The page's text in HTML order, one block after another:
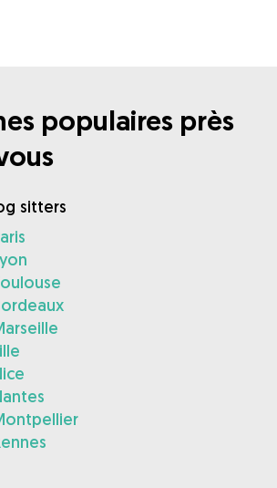
populaires près
sitters